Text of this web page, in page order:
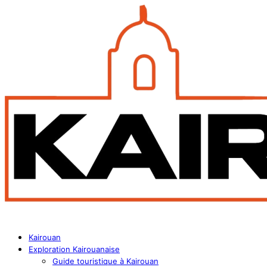
Kairouan
Exploration Kairouanaise
Guide touristique à Kairouan